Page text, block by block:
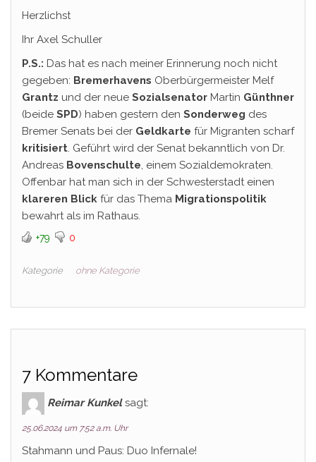
Herzlichst
Ihr Axel Schuller
P.S.: Das hat es nach meiner Erinnerung noch nicht
gegeben: Bremerhavens Oberbürgermeister Melf
Grantz und der neue Sozialsenator Martin Günthner
(beide SPD) haben gestern den Sonderweg des
Bremer Senats bei der Geldkarte für Migranten scharf
kritisiert. Geführt wird der Senat bekanntlich von Dr.
Andreas Bovenschulte, einem Sozialdemokraten.
Offenbar hat man sich in der Schwesterstadt einen
klareren Blick für das Thema Migrationspolitik
bewahrt als im Rathaus.
+79 0
Kategorie ohne Kategorie
7 Kommentare
Reimar Kunkel sagt:
25.06.2024 um 7:52 a.m. Uhr
Stahmann und Paus: Duo Infernale!